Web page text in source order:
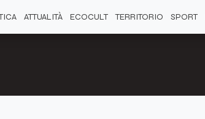
ATTUALITÀ ECOCULT TERRITORIO SPORT